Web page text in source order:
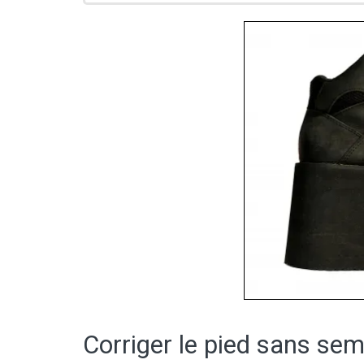
Corriger le pied sans